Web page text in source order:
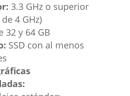
3.3 GHz o superior
4 GHz)
32 y 64 GB
SSD con al menos